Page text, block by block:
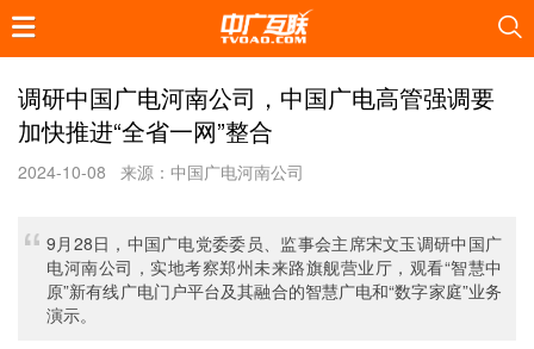
调研中国广电河南公司，中国广电高管强调要
加快推进“全省一网”整合
2024-10-08 来源：中国广电河南公司
9月28日，中国广电党委委员、监事会主席宋文玉调研中国广
电河南公司，实地考察郑州未来路旗舰营业厅，观看“智慧中
原”新有线广电门户平台及其融合的智慧广电和“数字家庭”业务
演示。